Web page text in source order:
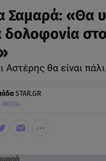
Σαμαρά: «Θα
δολοφονία
Αστέρης θα είναι πάλι
STAR.GR
MEDIA